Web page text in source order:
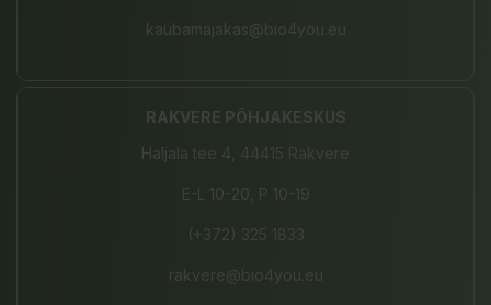
kaubamajakas@bio4you.eu
RAKVERE PÕHJAKESKUS
Haljala tee 4, 44415 Rakvere
E-L 10-20, P 10-19
(+372) 325 1833
rakvere@bio4you.eu